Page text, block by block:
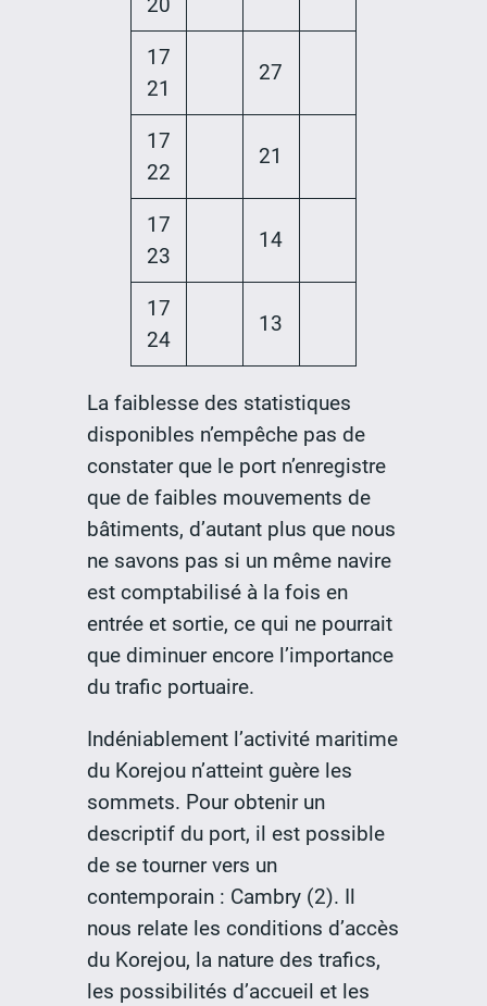
17
21
27
17
22
21
17
23
14
17
24
13
La faiblesse des statistiques
disponibles n’empêche pas de
constater que le port n’enregistre
que de faibles mouvements de
bâtiments, d’autant plus que nous
ne savons pas si un même navire
est comptabilisé à la fois en
entrée et sortie, ce qui ne pourrait
que diminuer encore l’importance
du trafic portuaire.
Indéniablement l’activité maritime
du Korejou n’atteint guère les
sommets. Pour obtenir un
descriptif du port, il est possible
de se tourner vers un
contemporain : Cambry (2). Il
nous relate les conditions d’accès
du Korejou, la nature des trafics,
les possibilités d’accueil et les